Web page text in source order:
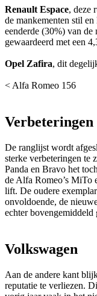
Renault Espace, deze
de mankementen stil
eenderde (30%) van de
gewaardeerd met een
Opel Zafira, dit
< Alfa Romeo 156
Verbeteringen
De ranglijst wordt
sterke verbeteringen te
Panda en Bravo het
de Alfa Romeo’s MiTo
lift. De oudere
onvoldoende, de
echter bovengemiddeld
Volkswagen
Aan de andere kant
reputatie te verliezen.